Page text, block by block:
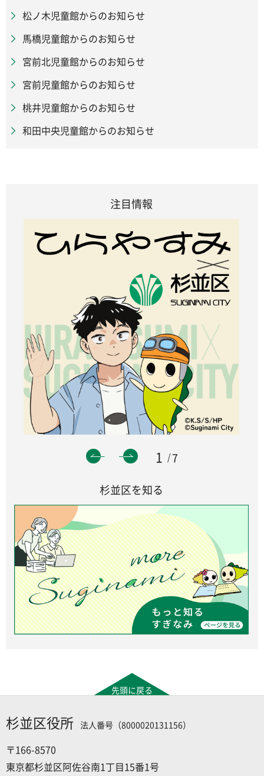
松ノ木児童館からのお知らせ
馬橋児童館からのお知らせ
宮前北児童館からのお知らせ
宮前児童館からのお知らせ
桃井児童館からのお知らせ
和田中央児童館からのお知らせ
注目情報
1
7
杉並区を知る
先頭に戻る
杉並区役所 法人番号（8000020131156）
〒166-8570
東京都杉並区阿佐谷南1丁目15番1号